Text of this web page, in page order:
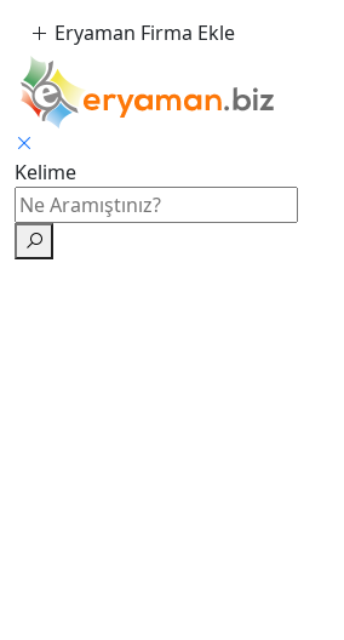
Eryaman Firma Ekle
Kelime